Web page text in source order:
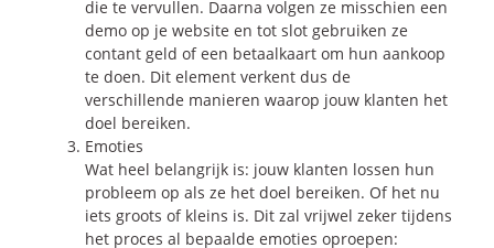
die te vervullen. Daarna volgen ze misschien een
demo op je website en tot slot gebruiken ze
contant geld of een betaalkaart om hun aankoop
te doen. Dit element verkent dus de
verschillende manieren waarop jouw klanten het
doel bereiken.
Emoties
Wat heel belangrijk is: jouw klanten lossen hun
probleem op als ze het doel bereiken. Of het nu
iets groots of kleins is. Dit zal vrijwel zeker tijdens
het proces al bepaalde emoties oproepen: